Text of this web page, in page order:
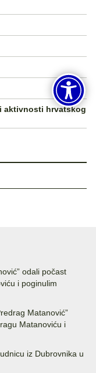
aktivnosti hrvatskog
odali počast
i poginulim
Matanović”
Matanoviću i
iz Dubrovnika u